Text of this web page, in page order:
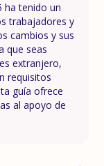
ha tenido un
trabajadores y
cambios y sus
que seas
extranjero,
requisitos
guía ofrece
al apoyo de